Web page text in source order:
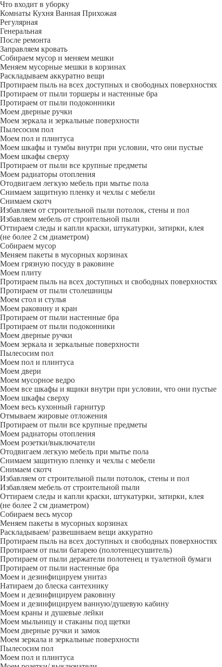
Что входит в уборку
Регу­лярная
Гене­ральная
После ремонта
Заправляем кровать
Собираем мусор и меняем мешки
Меняем мусорные мешки в корзинах
Раскладываем аккуратно вещи
Протираем пыль на всех доступных и свободных поверхностях
Протираем от пыли торшеры и настенные бра
Протираем от пыли подоконники
Моем дверные ручки
Моем зеркала и зеркальные поверхности
Пылесосим пол
Моем пол и плинтуса
Моем шкафы и тумбы внутри при условии, что они пустые
Моем шкафы сверху
Протираем от пыли все крупные предметы
Моем радиаторы отопления
Отодвигаем легкую мебель при мытье пола
Снимаем защитную пленку и чехлы с мебели
Снимаем скотч
Избавляем от строительной пыли потолок, стены и пол
Избавляем мебель от строительной пыли
Оттираем следы и капли краски, штукатурки, затирки, клея
(не более 2 см диаметром)
Собираем мусор
Меняем пакеты в мусорных корзинах
Моем грязную посуду в раковине
Моем плиту
Протираем пыль на всех доступных и свободных поверхностях
Протираем от пыли столешницы
Моем стол и стулья
Моем раковину и кран
Протираем от пыли настенные бра
Протираем от пыли подоконники
Моем дверные ручки
Моем зеркала и зеркальные поверхности
Пылесосим пол
Моем пол и плинтуса
Моем двери
Моем мусорное ведро
Моем все шкафы и ящики внутри при условии, что они пустые
Моем шкафы сверху
Моем весь кухонный гарнитур
Отмываем жировые отложения
Протираем от пыли все крупные предметы
Моем радиаторы отопления
Моем розетки/выключатели
Отодвигаем легкую мебель при мытье пола
Снимаем защитную пленку и чехлы с мебели
Снимаем скотч
Избавляем от строительной пыли потолок, стены и пол
Избавляем мебель от строительной пыли
Оттираем следы и капли краски, штукатурки, затирки, клея
(не более 2 см диаметром)
Собираем весь мусор
Меняем пакеты в мусорных корзинах
Раскладываем/ развешиваем вещи аккуратно
Протираем пыль на всех доступных и свободных поверхностях
Протираем от пыли батарею (полотенцесушитель)
Протираем от пыли держатели полотенец и туалетной бумаги
Протираем от пыли настенные бра
Моем и дезинфицируем унитаз
Натираем до блеска сантехнику
Моем и дезинфицируем раковину
Моем и дезинфицируем ванную/душевую кабину
Моем краны и душевые лейки
Моем мыльницу и стаканы под щетки
Моем дверные ручки и замок
Моем зеркала и зеркальные поверхности
Пылесосим пол
Моем пол и плинтуса